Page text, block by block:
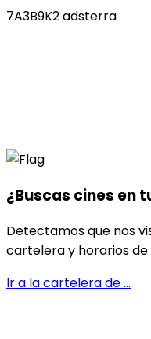
7A3B9K2 adsterra
¿Buscas cines en
Detectamos que nos
cartelera y horarios de
Ir a la cartelera de...